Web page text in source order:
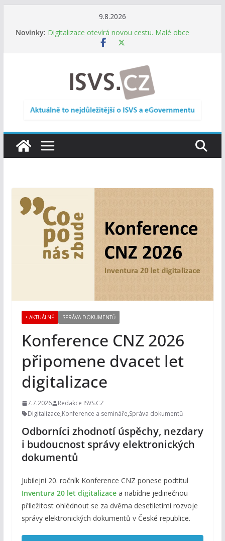
9.8.2026
Novinky: Digitalizace otevírá novou cestu. Malé obce
nemusí zanikat, mohou více spolupracovat
DIA: Informační systém dlouhodobého řízení
(ISDŘ) je od července v plném provozu
RVIS – Výbor pro architekturu a řízení ICT
zveřejnil materiály z nového jednání
Informace o obcích vždy po ruce. SMS ČR spouští
• AKTUÁLNĚ SPRÁVA DOKUMENTŮ
Konference CNZ 2026
připomene dvacet let
digitalizace
7.7.2026
Redakce ISVS.CZ
Digitalizace,Konference a semináře,Správa dokumentů
Odborníci zhodnotí úspěchy, nezdary
i budoucnost správy elektronických
dokumentů
Jubilejní 20. ročník Konference CNZ ponese podtitul
Inventura 20 let digitalizacea nabídne jedinečnou
příležitost ohlédnout se za dvěma desetiletími rozvoje
správy elektronických dokumentů v České republice.